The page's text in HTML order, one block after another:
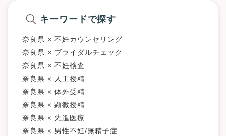
キーワードで探す
奈良県 × 不妊カウンセリング
奈良県 × ブライダルチェック
奈良県 × 不妊検査
奈良県 × 人工授精
奈良県 × 体外受精
奈良県 × 顕微授精
奈良県 × 先進医療
奈良県 × 男性不妊/無精子症